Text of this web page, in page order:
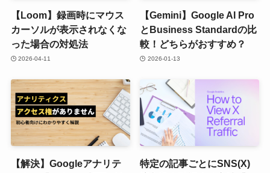
【Loom】録画時にマウス
カーソルが表示されなくな
った場合の対処法
2026-04-11
【Gemini】Google AI Pro
とBusiness Standardの比
較！どちらがおすすめ？
2026-01-13
【解決】Googleアナリテ
特定の記事ごとにSNS(X)